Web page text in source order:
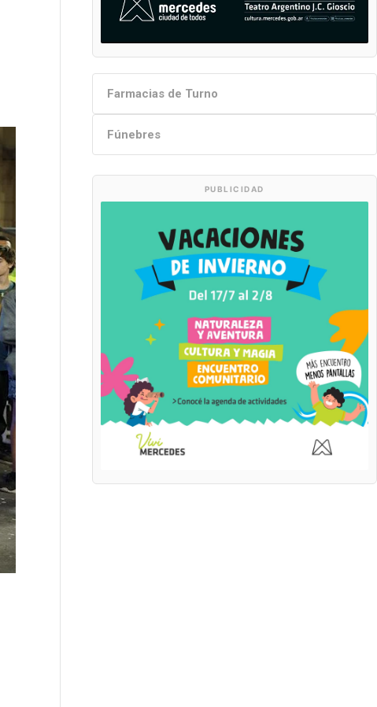
Farmacias de Turno
Fúnebres
PUBLICIDAD